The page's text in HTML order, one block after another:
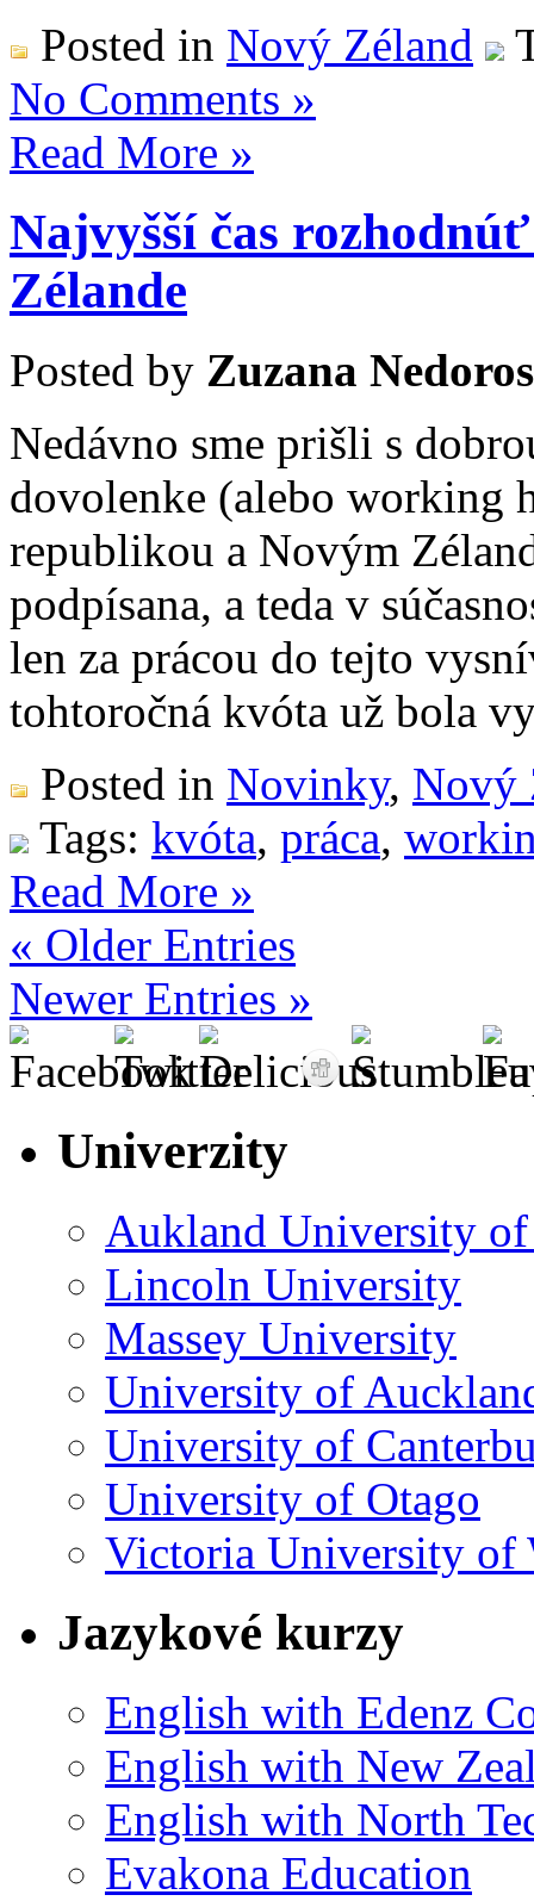
Posted in Nový Zéland
No Comments »
Read More »
Najvyšší čas
Zélande
Posted by Zuzana
Nedávno sme prišli s
dovolenke (alebo working
republikou a Novým
podpísana, a teda v
len za prácou do tejto
tohtoročná kvóta už bola
Posted in Novinky, Nový
Tags: kvóta, práca,
Read More »
« Older Entries
Newer Entries »
Univerzity
Aukland University
Lincoln University
Massey University
University of
University of
University of Otago
Victoria University of
Jazykové kurzy
English with Edenz
English with New
English with North
Evakona Education